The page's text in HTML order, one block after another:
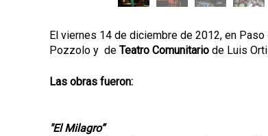
El viernes 14 de diciembre de 2012, en
Pozzolo y de Teatro Comunitario de Luis
Las obras fueron:
"El Milagro”